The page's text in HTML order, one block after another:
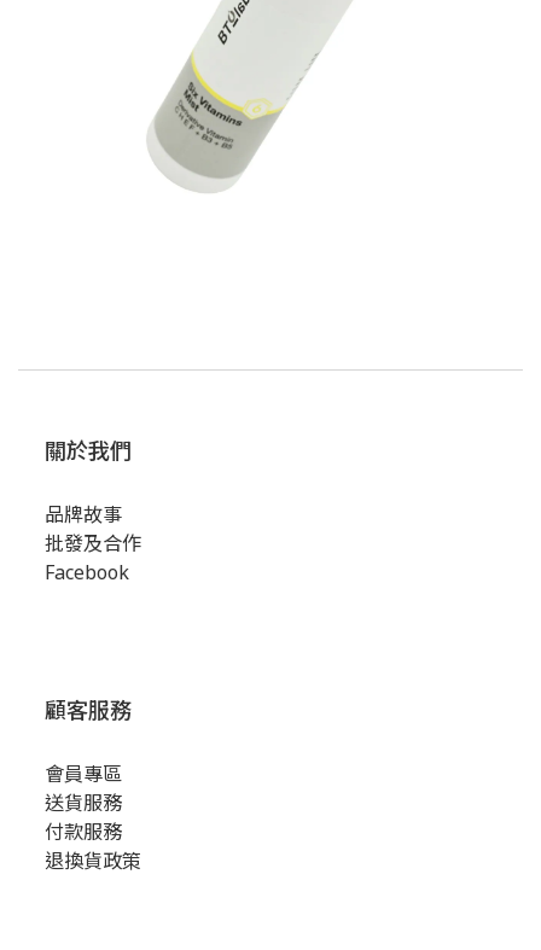
關於我們
品牌故事
批發及合作
Facebook
顧客服務
會員專區
送貨服務
付款服務
退換貨政策